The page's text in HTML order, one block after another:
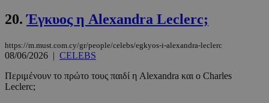
20.Έγκυος η Alexandra Leclerc;
https://m.must.com.cy/gr/people/celebs/egkyos-i-alexandra-leclerc
08/06/2026 | CELEBS
Περιμένουν το πρώτο τους παιδί η Alexandra και ο Charles
Leclerc;